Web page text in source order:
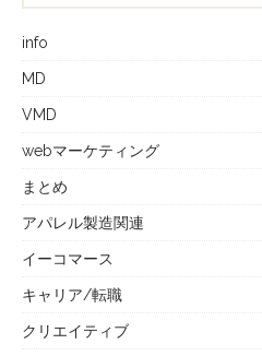
info
MD
VMD
webマーケティング
まとめ
アパレル製造関連
イーコマース
キャリア/転職
クリエイティブ